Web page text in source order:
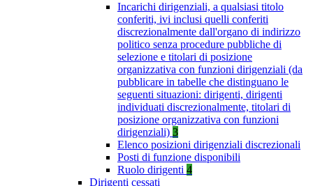
Incarichi dirigenziali, a qualsiasi titolo
conferiti, ivi inclusi quelli conferiti
discrezionalmente dall'organo di indirizzo
politico senza procedure pubbliche di
selezione e titolari di posizione
organizzativa con funzioni dirigenziali (da
pubblicare in tabelle che distinguano le
seguenti situazioni: dirigenti, dirigenti
individuati discrezionalmente, titolari di
posizione organizzativa con funzioni
dirigenziali) 3
Elenco posizioni dirigenziali discrezionali
Posti di funzione disponibili
Ruolo dirigenti 4
Dirigenti cessati